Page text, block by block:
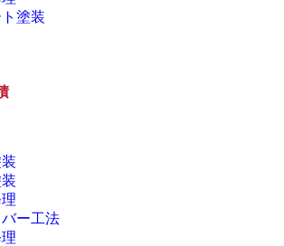
塗装
ー工法